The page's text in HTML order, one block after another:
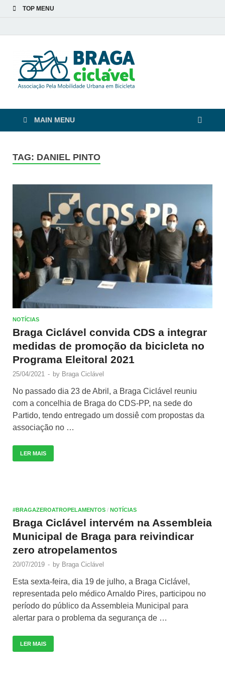
TOP MENU
MAIN MENU
TAG: DANIEL PINTO
NOTÍCIAS
Braga Ciclável convida CDS a integrar
medidas de promoção da bicicleta no
Programa Eleitoral 2021
25/04/2021 - by Braga Ciclável
No passado dia 23 de Abril, a Braga Ciclável reuniu
com a concelhia de Braga do CDS-PP, na sede do
Partido, tendo entregado um dossiê com propostas da
associação no …
LER MAIS
#BRAGAZEROATROPELAMENTOS / NOTÍCIAS
Braga Ciclável intervém na Assembleia
Municipal de Braga para reivindicar
zero atropelamentos
20/07/2019 - by Braga Ciclável
Esta sexta-feira, dia 19 de julho, a Braga Ciclável,
representada pelo médico Arnaldo Pires, participou no
período do público da Assembleia Municipal para
alertar para o problema da segurança de …
LER MAIS